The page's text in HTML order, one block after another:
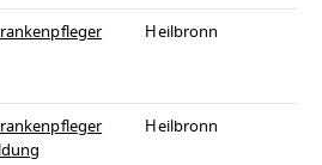
Heilbronn
Heilbronn